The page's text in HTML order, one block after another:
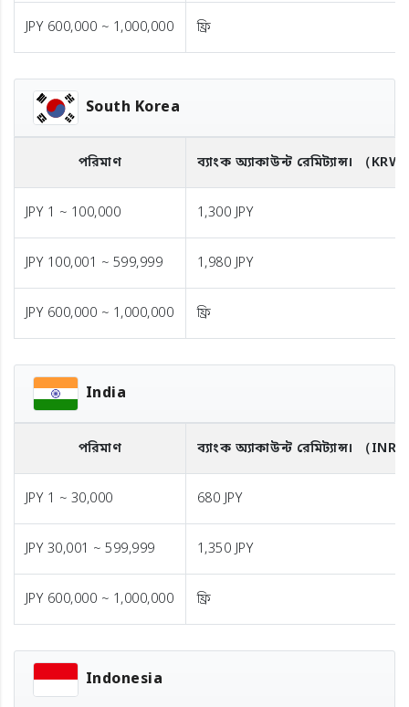
JPY 600,000 ~ 1,000,000 ফ্রি
South Korea
পরিমাণ ব্যাংক অ্যাকাউন্ট রেমিট্যান্স। （KRW
JPY 1 ~ 100,000 1,300 JPY
JPY 100,001 ~ 599,999 1,980 JPY
JPY 600,000 ~ 1,000,000 ফ্রি
India
পরিমাণ ব্যাংক অ্যাকাউন্ট রেমিট্যান্স। （INR）
JPY 1 ~ 30,000 680 JPY
JPY 30,001 ~ 599,999 1,350 JPY
JPY 600,000 ~ 1,000,000 ফ্রি
Indonesia